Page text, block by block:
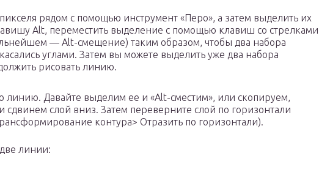
рядом с помощью инструмент «Перо», а затем выделить их
Alt, переместить выделение с помощью клавиш со стрелками
— Alt-смещение) таким образом, чтобы два набора
углами. Затем вы можете выделить уже два набора
рисовать линию.
Давайте выделим ее и «Alt-сместим», или скопируем,
сдвинем слой вниз. Затем переверните слой по горизонтали
контура> Отразить по горизонтали).
линии: